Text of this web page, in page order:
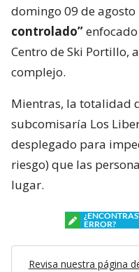
domingo 09 de agosto
controlado”
Centro de Ski Portillo,
complejo.
Mientras, la totalidad
subcomisaría Los
desplegado para
riesgo) que las
lugar.
ERROR?
Revisa nuestra página